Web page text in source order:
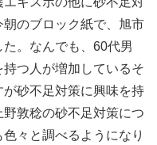
のブロック紙で、旭市
。なんでも、60代男
つ人が増加しているそ
砂不足対策に興味を持
敦稔の砂不足対策につ
々と調べるようになり